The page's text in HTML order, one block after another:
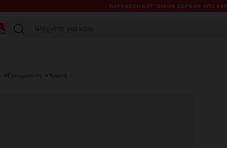
ΠΑΡΆΔΟΣΗ ΚΑΤ' ΟΊΚΟΝ ΔΩΡΕΑΝ ΑΠΌ €60
Εγκυμοσύνη Υγιεινή